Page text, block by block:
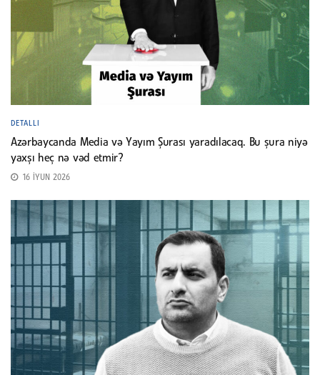
DETALLI
Azərbaycanda Media və Yayım Şurası yaradılacaq. Bu şura niyə
yaxşı heç nə vəd etmir?
16 İYUN 2026